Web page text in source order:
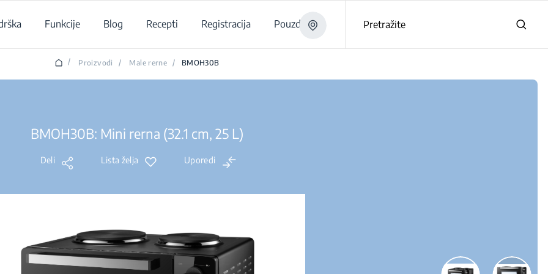
Funkcije Blog Recepti Registracija Pouzdano Pretražite
/ Proizvodi / Male rerne / BMOH30B
BMOH30B: Mini rerna (32.1 cm, 25 L)
Deli Lista želja Uporedi